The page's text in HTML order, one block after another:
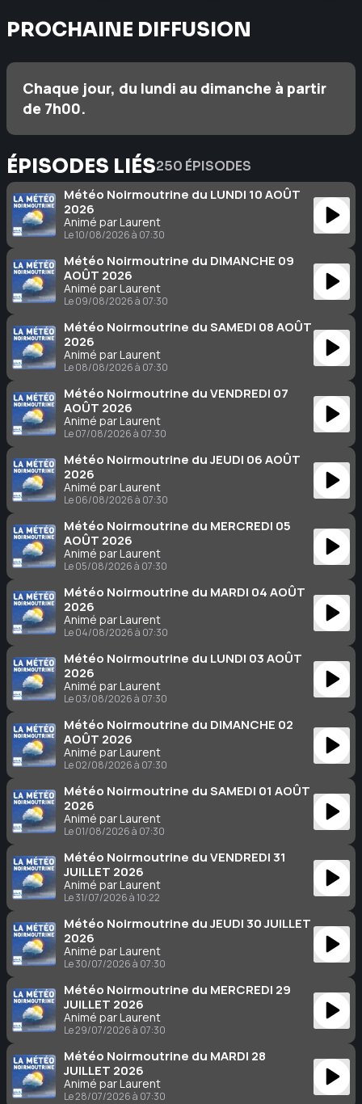
PROCHAINE DIFFUSION
Chaque jour, du lundi au dimanche à partir
de 7h00.
ÉPISODES LIÉS250 ÉPISODES
Météo Noirmoutrine du LUNDI 10 AOÛT
2026
Animé par Laurent
Le 10/08/2026 à 07:30
Météo Noirmoutrine du DIMANCHE 09
AOÛT 2026
Animé par Laurent
Le 09/08/2026 à 07:30
Météo Noirmoutrine du SAMEDI 08 AOÛT
2026
Animé par Laurent
Le 08/08/2026 à 07:30
Météo Noirmoutrine du VENDREDI 07
AOÛT 2026
Animé par Laurent
Le 07/08/2026 à 07:30
Météo Noirmoutrine du JEUDI 06 AOÛT
2026
Animé par Laurent
Le 06/08/2026 à 07:30
Météo Noirmoutrine du MERCREDI 05
AOÛT 2026
Animé par Laurent
Le 05/08/2026 à 07:30
Météo Noirmoutrine du MARDI 04 AOÛT
2026
Animé par Laurent
Le 04/08/2026 à 07:30
Météo Noirmoutrine du LUNDI 03 AOÛT
2026
Animé par Laurent
Le 03/08/2026 à 07:30
Météo Noirmoutrine du DIMANCHE 02
AOÛT 2026
Animé par Laurent
Le 02/08/2026 à 07:30
Météo Noirmoutrine du SAMEDI 01 AOÛT
2026
Animé par Laurent
Le 01/08/2026 à 07:30
Météo Noirmoutrine du VENDREDI 31
JUILLET 2026
Animé par Laurent
Le 31/07/2026 à 10:22
Météo Noirmoutrine du JEUDI 30 JUILLET
2026
Animé par Laurent
Le 30/07/2026 à 07:30
Météo Noirmoutrine du MERCREDI 29
JUILLET 2026
Animé par Laurent
Le 29/07/2026 à 07:30
Météo Noirmoutrine du MARDI 28
JUILLET 2026
Animé par Laurent
Le 28/07/2026 à 07:30